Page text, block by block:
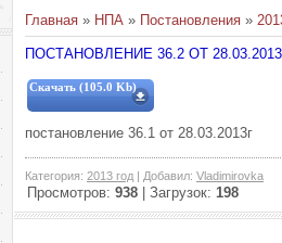
Главная » НПА » Постановления »
ПОСТАНОВЛЕНИЕ 36.2 ОТ
Скачать (105.0 Kb)
постановление 36.1 от 28.03.2013г
Категория: 2013 год | Добавил: Vladimirovka
Просмотров: 938 Загрузок: 198